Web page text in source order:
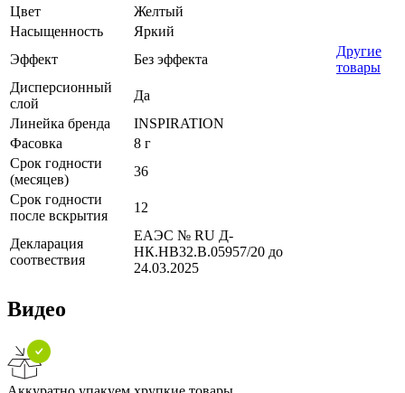
Цвет
Желтый
Насыщенность
Яркий
Эффект
Без эффекта
Другие
товары
Дисперсионный
слой
Да
Линейка бренда
INSPIRATION
Фасовка
8 г
Срок годности
(месяцев)
36
Срок годности
после вскрытия
12
Декларация
соотвествия
ЕАЭС № RU Д-
НК.НВ32.В.05957/20 до
24.03.2025
Видео